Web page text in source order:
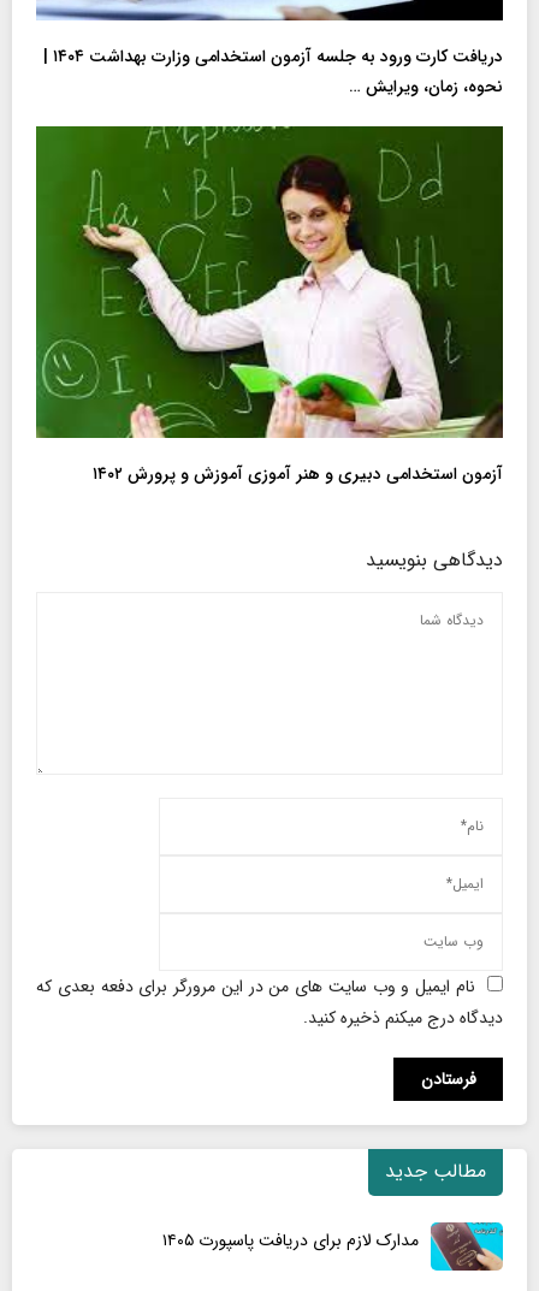
دریافت کارت ورود به جلسه آزمون استخدامی وزارت بهداشت ۱۴۰۴ |
نحوه، زمان، ویرایش …
آزمون استخدامی دبیری و هنر آموزی آموزش و پرورش ۱۴۰۲
دیدگاهی بنویسید
نام ایمیل و وب سایت های من در این مرورگر برای دفعه بعدی که
دیدگاه درج میکنم ذخیره کنید.
مطالب جدید
مدارک لازم برای دریافت پاسپورت ۱۴۰۵